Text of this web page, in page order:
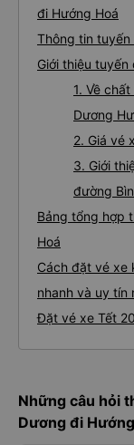
đi Hướng Hoá
Thông tin tuyến
Giới thiệu
1. Về
Dương
2. Giá vé
3. Giới
đường
Bảng tổng hợp
Hoá
Cách đặt vé xe
nhanh và uy tín
Đặt vé xe Tết
Những câu hỏi
Dương đi